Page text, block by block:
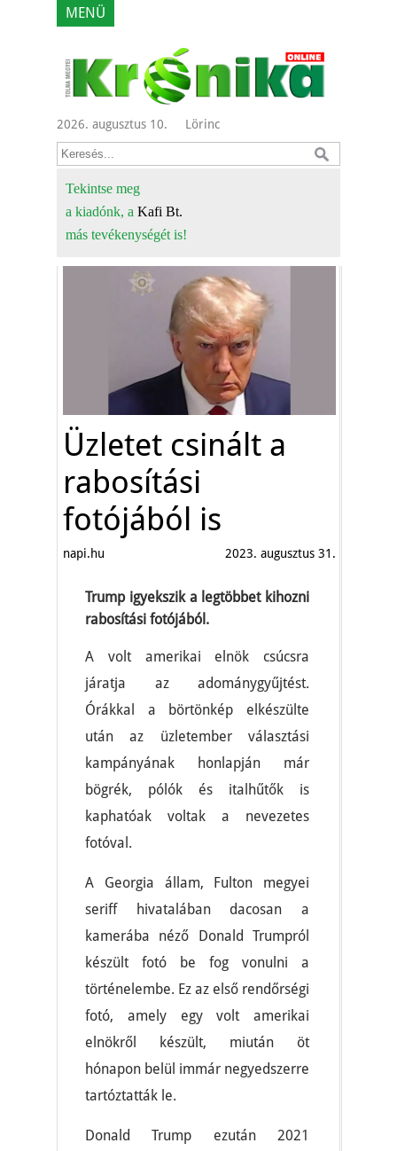
MENÜ
2026. augusztus 10. Lörinc
Tekintse meg
a kiadónk, a Kafi Bt.
más tevékenységét is!
Üzletet csinált a
rabosítási
fotójából is
napi.hu 2023. augusztus 31.
Trump igyekszik a legtöbbet kihozni
rabosítási fotójából.
A volt amerikai elnök csúcsra
járatja az adománygyűjtést.
Órákkal a börtönkép elkészülte
után az üzletember választási
kampányának honlapján már
bögrék, pólók és italhűtők is
kaphatóak voltak a nevezetes
fotóval.
A Georgia állam, Fulton megyei
seriff hivatalában dacosan a
kamerába néző Donald Trumpról
készült fotó be fog vonulni a
történelembe. Ez az első rendőrségi
fotó, amely egy volt amerikai
elnökről készült, miután öt
hónapon belül immár negyedszerre
tartóztatták le.
Donald Trump ezután 2021